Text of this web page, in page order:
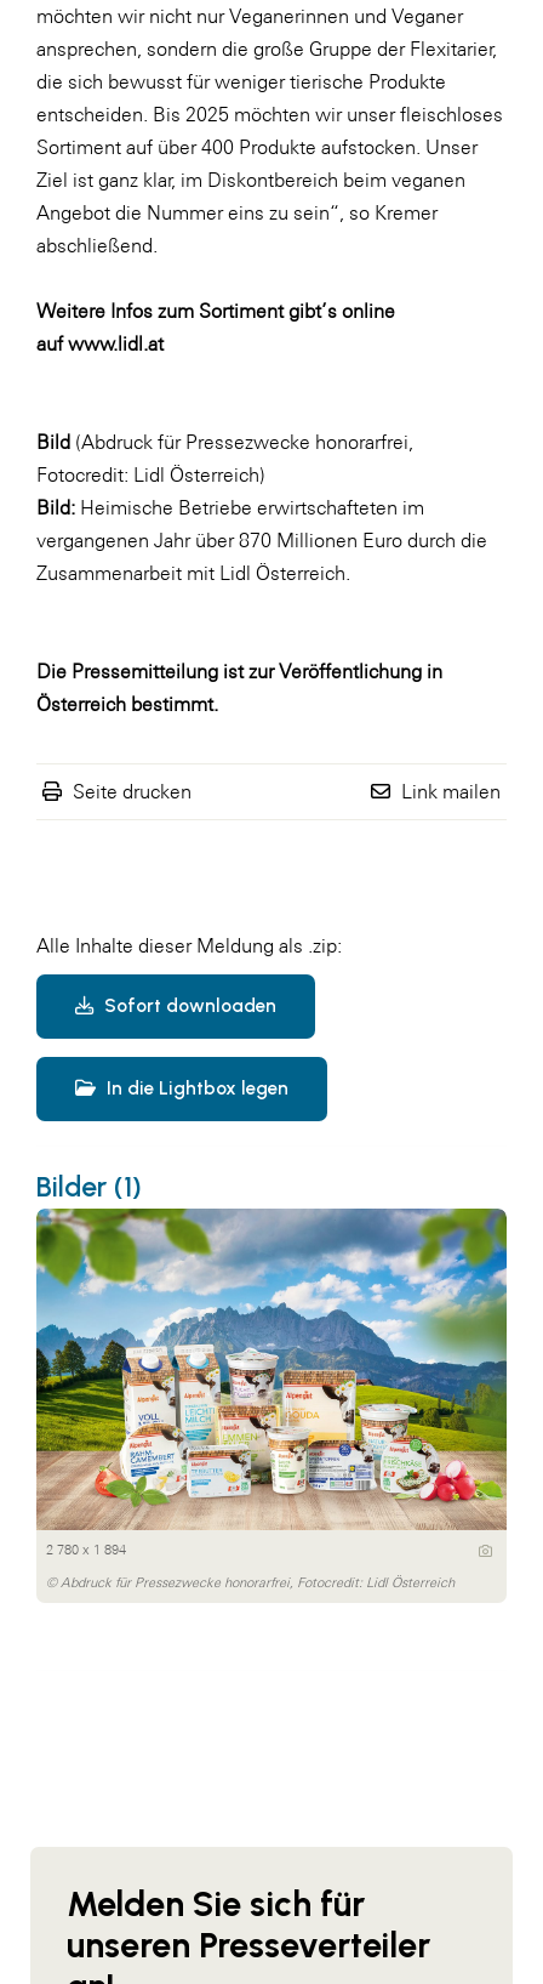
möchten wir nicht nur Veganerinnen und Veganer
ansprechen, sondern die große Gruppe der Flexitarier,
die sich bewusst für weniger tierische Produkte
entscheiden. Bis 2025 möchten wir unser fleischloses
Sortiment auf über 400 Produkte aufstocken. Unser
Ziel ist ganz klar, im Diskontbereich beim veganen
Angebot die Nummer eins zu sein“, so Kremer
abschließend.
Weitere Infos zum Sortiment gibt’s online
aufwww.lidl.at
Bild (Abdruck für Pressezwecke honorarfrei,
Fotocredit: Lidl Österreich)
Bild: Heimische Betriebe erwirtschafteten im
vergangenen Jahr über 870 Millionen Euro durch die
Zusammenarbeit mit Lidl Österreich.
Die Pressemitteilung ist zur Veröffentlichung in
Österreich bestimmt.
Seite drucken Link mailen
Alle Inhalte dieser Meldung als .zip:
Sofort downloaden
In die Lightbox legen
Bilder (1)
2 780 x 1 894
© Abdruck für Pressezwecke honorarfrei, Fotocredit: Lidl Österreich
Melden Sie sich für
unseren Presseverteiler